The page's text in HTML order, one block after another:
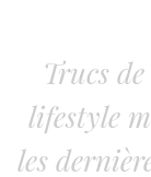
Trucs
lifestyle
les